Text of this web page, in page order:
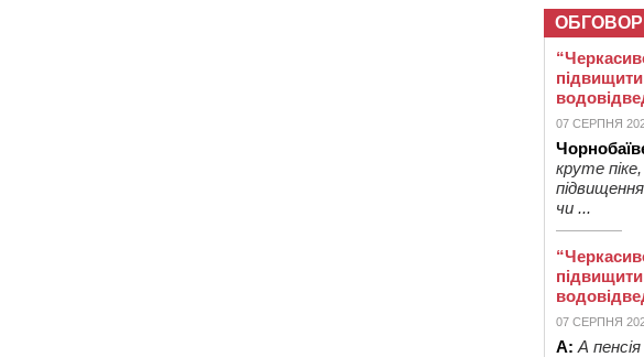
07 СЕРПНЯ
круте
чи ...
07 СЕРПНЯ
А: А